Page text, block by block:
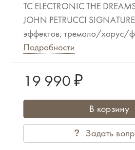
TC ELECTRONIC THE
JOHN PETRUCCI
эффектов, тремоло/хорус/
Подробности
19 990 ₽
В корзину
Задать